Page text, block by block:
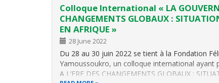
Colloque International « LA
CHANGEMENTS GLOBAUX :
EN AFRIQUE »
28 June 2022
Du 28 au 30 juin 2022 se tient à la Fondation
Yamoussoukro, un colloque international ayant
A L’ERE DES CHANGEMENTS GLOBAUX :